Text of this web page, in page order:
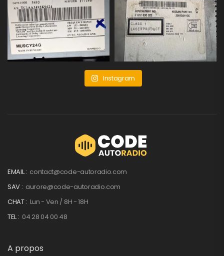
Instagram
EMAIL : contact@code-autoradio.com
SAV : aurore@code-autoradio.com
CHAT : Lun - Ven / 8H - 18H
TEL : 04 28 04 00 48
A propos